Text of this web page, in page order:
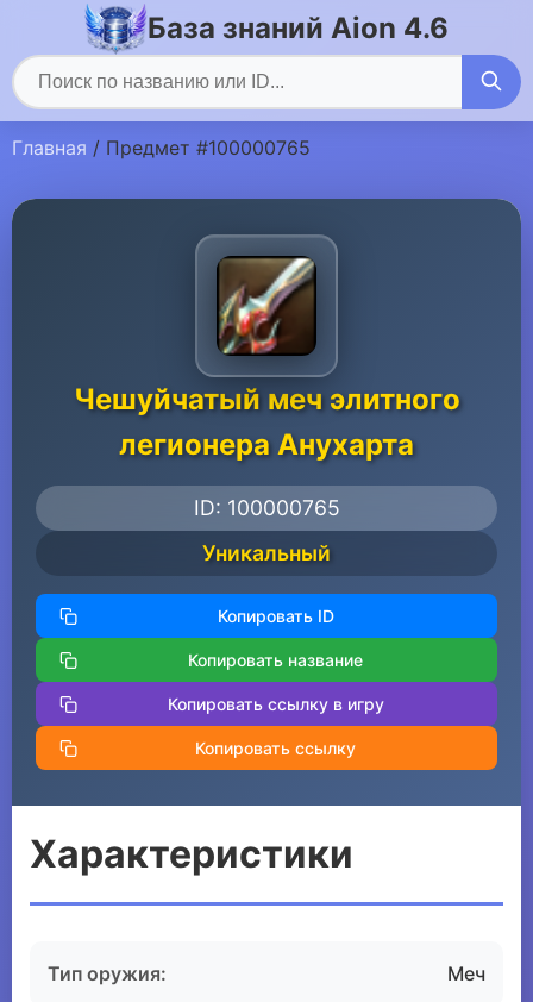
База знаний Aion 4.6
Главная / Предмет #100000765
Чешуйчатый меч элитного
легионера Анухарта
ID: 100000765
Уникальный
Копировать ID
Копировать название
Копировать ссылку в игру
Копировать ссылку
Характеристики
Тип оружия: Меч